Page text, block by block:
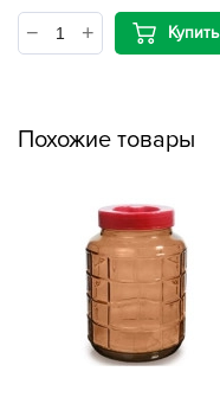
Купить
Похожие товары